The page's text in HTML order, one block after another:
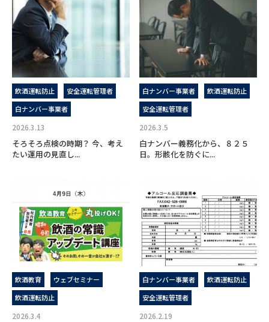
飲酒運転防止
安全運転管理者
白ナンバー事業者
2026.3.13
そろそろ点検の時期？ 今、考え
たい運用の見直し...
白ナンバー事業者
飲酒運転防止
安全運転管理者
2026.3.5
白ナンバー義務化から、８２５
日。形骸化を防ぐに...
飲酒教育
ウェブセミナー
飲酒運転防止
2026.3.4
白ナンバー事業者
飲酒運転防止
安全運転管理者
2026.2.19